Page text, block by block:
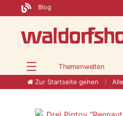
Blog
Themenwelten
Zur Startseite gehen